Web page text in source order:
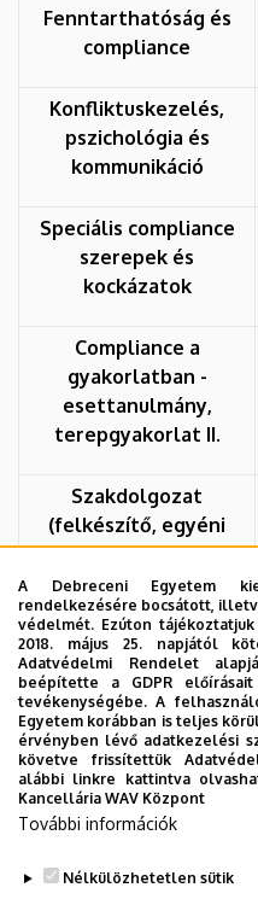
Fenntarthatóság és
compliance
Konfliktuskezelés,
pszichológia és
kommunikáció
Speciális compliance
szerepek és
kockázatok
Compliance a
gyakorlatban -
esettanulmány,
terepgyakorlat II.
Szakdolgozat
(felkészítő, egyéni
konzultáció)
Záróvizsga
Óraszám/kreditszám
(szemeszterenként)
Rövidítések:
A Debreceni Egyetem
rendelkezésére bocsátott,
védelmét. Ezúton
2018. május 25. napjától
Adatvédelmi Rendelet
beépítette a GDPR
tevékenységébe. A
Egyetem korábban is teljes
érvényben lévő adatkezelési
követve frissítettük
alábbi linkre kattintva
Kancellária WAV Központ
További információk
Nélkülözhetetlen sütik